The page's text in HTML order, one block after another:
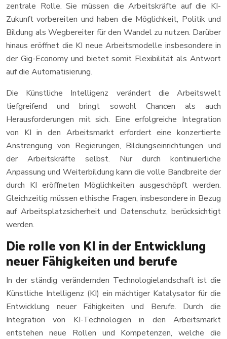
zentrale Rolle. Sie müssen die Arbeitskräfte auf die KI-
Zukunft vorbereiten und haben die Möglichkeit, Politik und
Bildung als Wegbereiter für den Wandel zu nutzen. Darüber
hinaus eröffnet die KI neue Arbeitsmodelle insbesondere in
der Gig-Economy und bietet somit Flexibilität als Antwort
auf die Automatisierung.
Die Künstliche Intelligenz verändert die Arbeitswelt
tiefgreifend und bringt sowohl Chancen als auch
Herausforderungen mit sich. Eine erfolgreiche Integration
von KI in den Arbeitsmarkt erfordert eine konzertierte
Anstrengung von Regierungen, Bildungseinrichtungen und
der Arbeitskräfte selbst. Nur durch kontinuierliche
Anpassung und Weiterbildung kann die volle Bandbreite der
durch KI eröffneten Möglichkeiten ausgeschöpft werden.
Gleichzeitig müssen ethische Fragen, insbesondere in Bezug
auf Arbeitsplatzsicherheit und Datenschutz, berücksichtigt
werden.
Die rolle von KI in der Entwicklung
neuer Fähigkeiten und berufe
In der ständig verändernden Technologielandschaft ist die
Künstliche Intelligenz (KI) ein mächtiger Katalysator für die
Entwicklung neuer Fähigkeiten und Berufe. Durch die
Integration von KI-Technologien in den Arbeitsmarkt
entstehen neue Rollen und Kompetenzen, welche die